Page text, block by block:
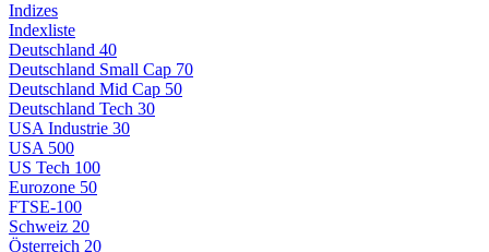
Indizes
Indexliste
Deutschland 40
Deutschland Small Cap 70
Deutschland Mid Cap 50
Deutschland Tech 30
USA Industrie 30
USA 500
US Tech 100
Eurozone 50
FTSE-100
Schweiz 20
Österreich 20